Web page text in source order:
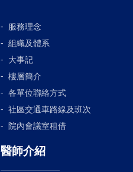
服務理念
組織及體系
大事記
樓層簡介
各單位聯絡方式
社區交通車路線及班次
院內會議室租借
醫師介紹